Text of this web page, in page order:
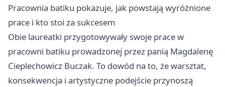
Pracownia batiku pokazuje, jak powstają wyróżnione
prace i kto stoi za sukcesem
Obie laureatki przygotowywały swoje prace w
pracowni batiku prowadzonej przez panią Magdalenę
Cieplechowicz Buczak. To dowód na to, że warsztat,
konsekwencja i artystyczne podejście przynoszą